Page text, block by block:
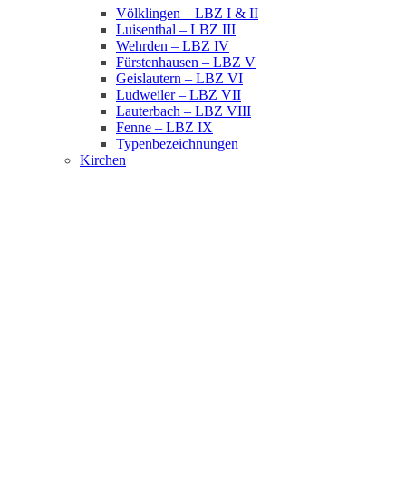
Völklingen – LBZ I & II
Luisenthal – LBZ III
Wehrden – LBZ IV
Fürstenhausen – LBZ V
Geislautern – LBZ VI
Ludweiler – LBZ VII
Lauterbach – LBZ VIII
Fenne – LBZ IX
Typenbezeichnungen
Kirchen